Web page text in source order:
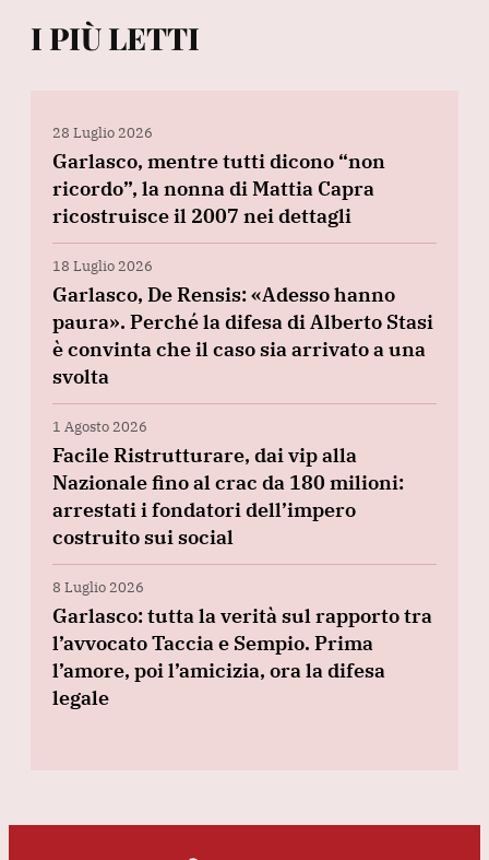
I PIÙ LETTI
28 Luglio 2026
Garlasco, mentre tutti dicono “non
ricordo”, la nonna di Mattia Capra
ricostruisce il 2007 nei dettagli
18 Luglio 2026
Garlasco, De Rensis: «Adesso hanno
paura». Perché la difesa di Alberto Stasi
è convinta che il caso sia arrivato a una
svolta
1 Agosto 2026
Facile Ristrutturare, dai vip alla
Nazionale fino al crac da 180 milioni:
arrestati i fondatori dell’impero
costruito sui social
8 Luglio 2026
Garlasco: tutta la verità sul rapporto tra
l’avvocato Taccia e Sempio. Prima
l’amore, poi l’amicizia, ora la difesa
legale